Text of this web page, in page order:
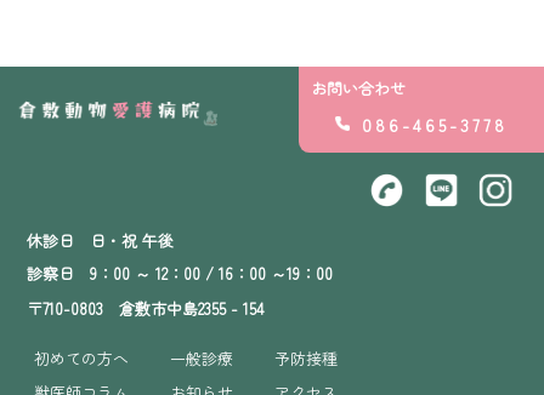
お問い合わせ
086-465-3778
休診日 日・祝 午後
診察日 9：00 ～ 12：00 / 16：00 ～19：00
〒710-0803 倉敷市中島2355 - 154
初めての方へ 一般診療
予防接種